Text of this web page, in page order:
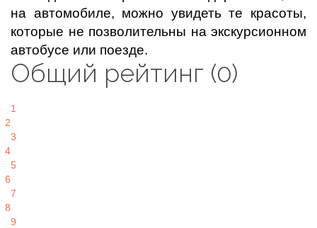
на автомобиле, можно увидеть те красоты,
которые не позволительны на экскурсионном
автобусе или поезде.
Общий рейтинг (0)
1
2
3
4
5
6
7
8
9